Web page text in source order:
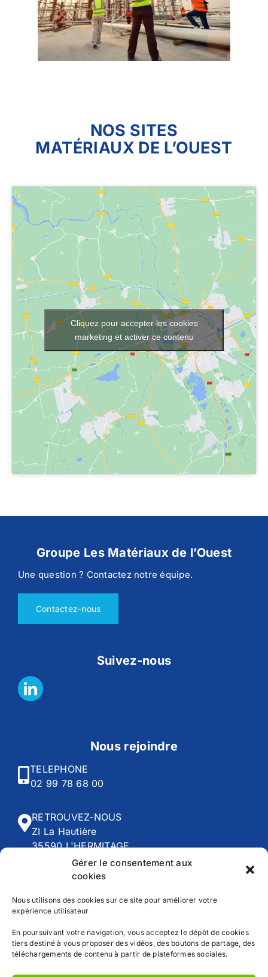
Gérer le consentement aux
cookies
Nous utilisons des cookies sur ce site pour améliorer votre
expérience utilisateur
En poursuivant votre navigation, vous acceptez le dépôt de cookies
tiers destiné à vous proposer des vidéos, des boutons de partage, des
téléchargements de contenu à partir de plateformes sociales.
NOS SITES
MATÉRIAUX DE L’OUEST
Cliquez pour accepter les cookies
marketing et activer ce contenu
Groupe Les Matériaux de l’Ouest
Une question ? Contactez notre équipe.
Contactez-nous
Suivez-nous
Nous rejoindre
TELEPHONE
02 99 78 68 00
RETROUVEZ-NOUS
ZI La Hautière
35590 L'HERMITAGE
HORAIRES
Du lundi au vendredi :
8h00 - 12h30 | 13h45 - 18h30
Accueil
CGV